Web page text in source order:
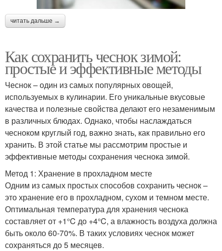
читать дальше →
Как сохранить чеснок зимой:
простые и эффективные методы
Чеснок – один из самых популярных овощей,
используемых в кулинарии. Его уникальные вкусовые
качества и полезные свойства делают его незаменимым
в различных блюдах. Однако, чтобы наслаждаться
чесноком круглый год, важно знать, как правильно его
хранить. В этой статье мы рассмотрим простые и
эффективные методы сохранения чеснока зимой.
Метод 1: Хранение в прохладном месте
Одним из самых простых способов сохранить чеснок –
это хранение его в прохладном, сухом и темном месте.
Оптимальная температура для хранения чеснока
составляет от +1°C до +4°C, а влажность воздуха должна
быть около 60-70%. В таких условиях чеснок может
сохраняться до 5 месяцев.